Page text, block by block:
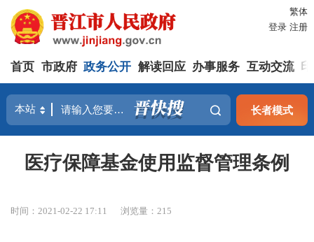
繁体
登录 注册
首页 市政府 政务公开 解读回应 办事服务 互动交流
长者模式
医疗保障基金使用监督管理条例
时间：2021-02-22 17:11 浏览量：215